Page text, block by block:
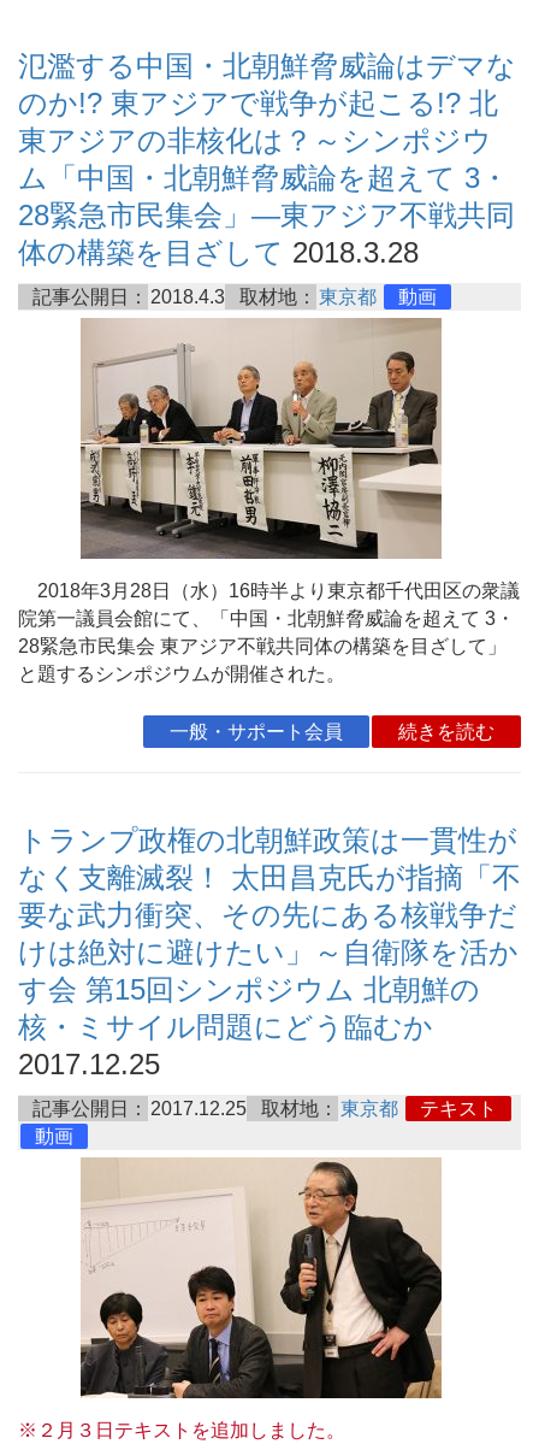
氾濫する中国・北朝鮮脅威論はデマな
のか!? 東アジアで戦争が起こる!? 北
東アジアの非核化は？～シンポジウ
ム「中国・北朝鮮脅威論を超えて 3・
28緊急市民集会」―東アジア不戦共同
体の構築を目ざして 2018.3.28
記事公開日： 2018.4.3 取材地： 東京都 動画
2018年3月28日（水）16時半より東京都千代田区の衆議
院第一議員会館にて、「中国・北朝鮮脅威論を超えて 3・
28緊急市民集会 東アジア不戦共同体の構築を目ざして」
と題するシンポジウムが開催された。
一般・サポート会員 続きを読む
トランプ政権の北朝鮮政策は一貫性が
なく支離滅裂！ 太田昌克氏が指摘「不
要な武力衝突、その先にある核戦争だ
けは絶対に避けたい」～自衛隊を活か
す会 第15回シンポジウム 北朝鮮の
核・ミサイル問題にどう臨むか
2017.12.25
記事公開日： 2017.12.25 取材地： 東京都
テキスト
動画
※２月３日テキストを追加しました。